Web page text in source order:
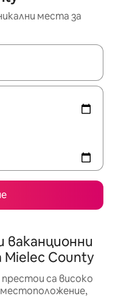
места за
използвайте
ваканционни
County
са високо